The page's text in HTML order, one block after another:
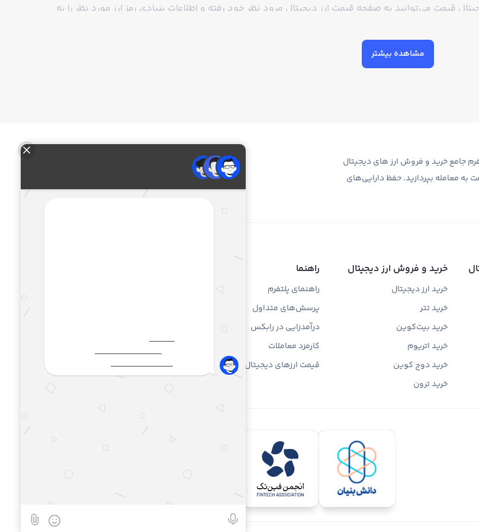
قیمت می‌توانید به صفحه قیمت ارز دیجیتال مرود نظر خود رفته و اطلاعات بنیادی رمز ارز مورد نظر را به
انلاین ارز دیجیتال را به همراه ابزارهای تحلیلی مشاهده کنید.
مشاهده بیشتر
جامع خرید و فروش ارز های دیجیتال
به معامله بپردازید. حفظ دارایی‌های
خرید و فروش ارز دیجیتال
خرید ارز دیجیتال
خرید تتر
خرید بیت‌کوین
خرید اتریوم
خرید دوج کوین
خرید ترون
راهنما
راهنمای پلتفرم
پرسش‌های متداول
درآمدزایی در رابکس
کارمزد معاملات
قیمت ارزهای دیجیتال
۰۲۱ ۹۱۰۰ ۱۶ ۷۸